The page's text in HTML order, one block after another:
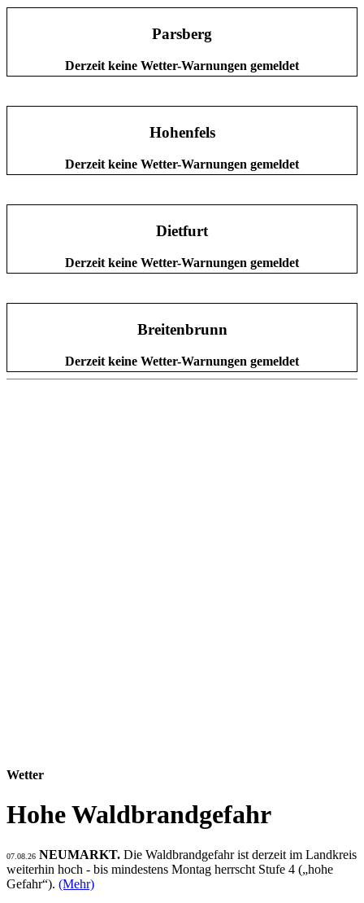
Parsberg
Derzeit keine Wetter-Warnungen gemeldet
Hohenfels
Derzeit keine Wetter-Warnungen gemeldet
Dietfurt
Derzeit keine Wetter-Warnungen gemeldet
Breitenbrunn
Derzeit keine Wetter-Warnungen gemeldet
Wetter
Hohe Waldbrandgefahr
07.08.26 NEUMARKT. Die Waldbrandgefahr ist derzeit im Landkreis
weiterhin hoch - bis mindestens Montag herrscht Stufe 4 („hohe
Gefahr“). (Mehr)